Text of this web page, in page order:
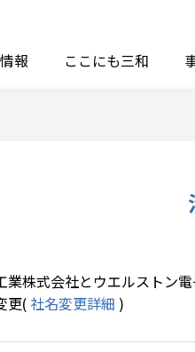
報 ここにも三和
株式会社とウエルストン
更( 社名変更詳細 )